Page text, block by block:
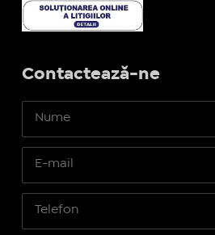
Contactează-ne